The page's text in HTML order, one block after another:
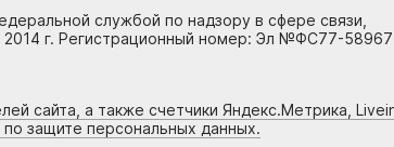
службой по надзору в сфере связи,
2014 г. Регистрационный номер: Эл №ФС77-58967
сайта, а также счетчики Яндекс.Метрика,
защите персональных данных.